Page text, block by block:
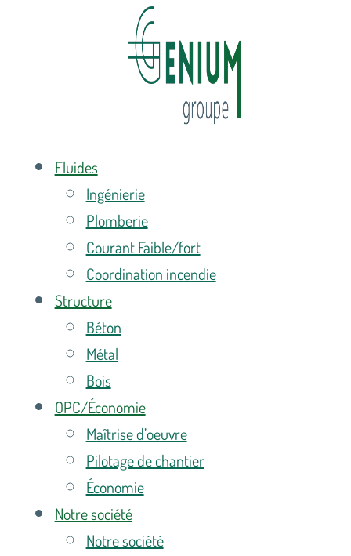
Fluides
Ingénierie
Plomberie
Courant Faible/fort
Coordination incendie
Structure
Béton
Métal
Bois
OPC/Économie
Maîtrise d’oeuvre
Pilotage de chantier
Économie
Notre société
Notre société